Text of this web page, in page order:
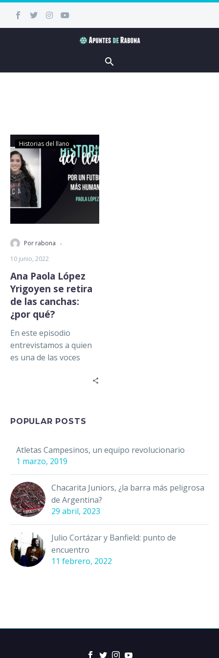
Historias del llano
Por rabona -
10 junio, 2022
Ana Paola López
Yrigoyen se retira
de las canchas:
¿por qué?
En este episodio
entrevistamos a quien
es una de las voces
POPULAR POSTS
Atletas Campesinos, un equipo revolucionario
1 marzo, 2019
Chacarita Juniors, ¿la barra más peligrosa
de Argentina?
29 abril, 2023
Julio Cortázar y Banfield: punto de
encuentro
11 febrero, 2022